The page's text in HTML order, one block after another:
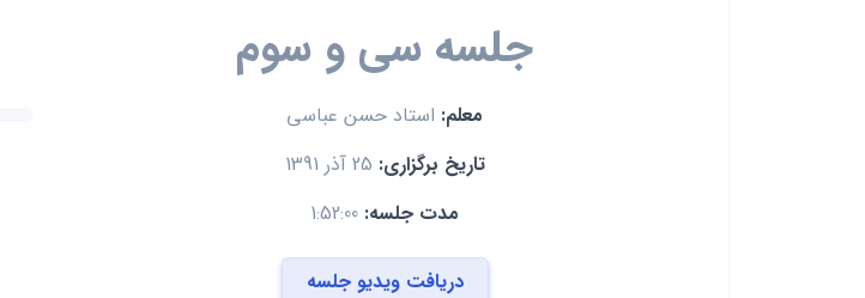
جلسه سی و سوم
معلم: استاد حسن عباسی
تاریخ برگزاری: 25 آذر 1391
مدت جلسه: 1:52:00
دریافت ویدیو جلسه